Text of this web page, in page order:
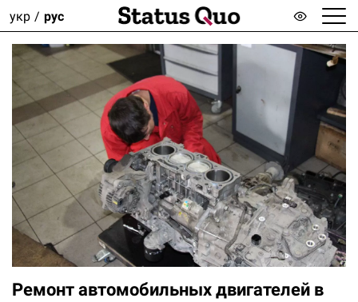
укр рус
Ремонт автомобильных двигателей в